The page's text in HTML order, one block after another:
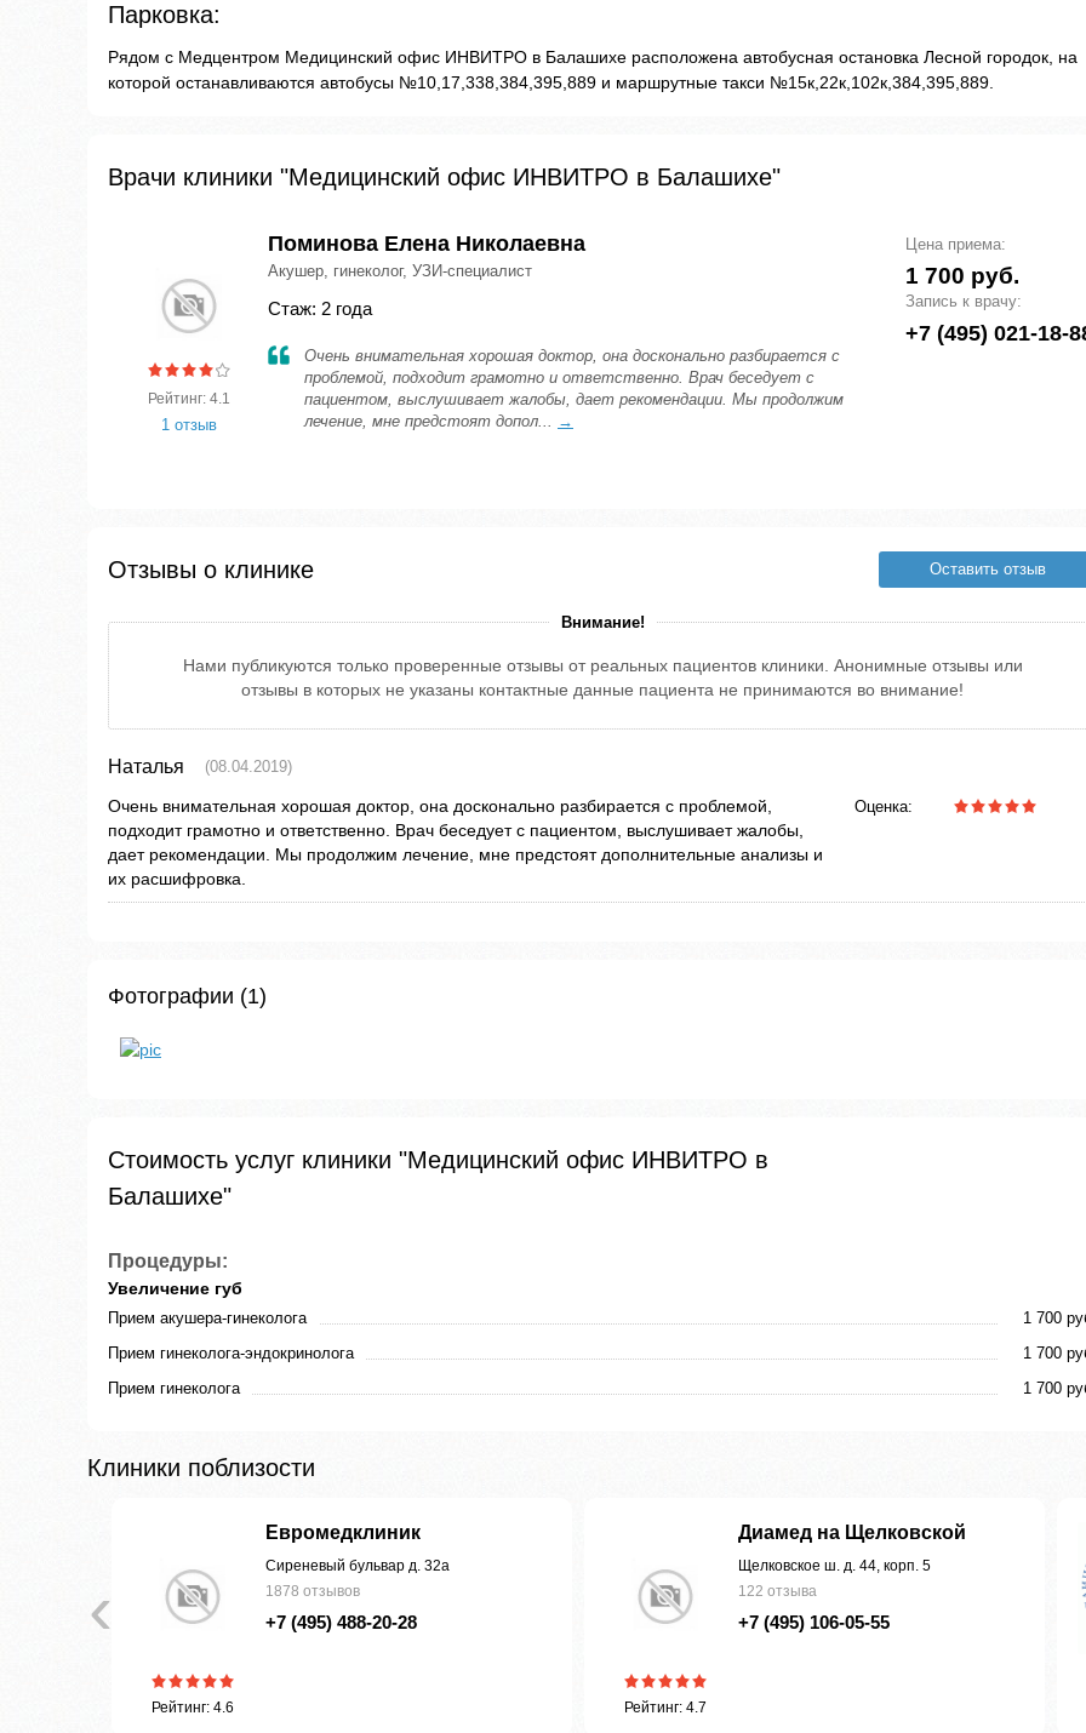
Парковка:
Рядом с Медцентром Медицинский офис ИНВИТРО в Балашихе расположена автобусная остановка Лесной городок, на
которой останавливаются автобусы №10,17,338,384,395,889 и маршрутные такси №15к,22к,102к,384,395,889.
Врачи клиники "Медицинский офис ИНВИТРО в Балашихе"
Рейтинг: 4.1
1 отзыв
Поминова Елена Николаевна
Акушер, гинеколог, УЗИ-специалист
Стаж: 2 года
Очень внимательная хорошая доктор, она досконально разбирается с
проблемой, подходит грамотно и ответственно. Врач беседует с
пациентом, выслушивает жалобы, дает рекомендации. Мы продолжим
лечение, мне предстоят допол... →
Цена приема:
1 700 руб.
Запись к врачу:
+7 (495) 021-18-
Отзывы о клинике Оставить отзыв
Внимание!
Нами публикуются только проверенные отзывы от реальных пациентов клиники. Анонимные отзывы или
отзывы в которых не указаны контактные данные пациента не принимаются во внимание!
Наталья (08.04.2019)
Очень внимательная хорошая доктор, она досконально разбирается с проблемой,
подходит грамотно и ответственно. Врач беседует с пациентом, выслушивает жалобы,
дает рекомендации. Мы продолжим лечение, мне предстоят дополнительные анализы и
их расшифровка.
Оценка:
Фотографии (1)
Стоимость услуг клиники "Медицинский офис ИНВИТРО в
Балашихе"
Процедуры:
Увеличение губ
Прием акушера-гинеколога
1 700
Прием гинеколога-эндокринолога
1 700
Прием гинеколога
1 700
Клиники поблизости
‹
Рейтинг: 4.6
Евромедклиник
Сиреневый бульвар д. 32а
1878 отзывов
+7 (495) 488-20-28
Рейтинг: 4.7
Диамед на Щелковской
Щелковское ш. д. 44, корп. 5
122 отзыва
+7 (495) 106-05-55